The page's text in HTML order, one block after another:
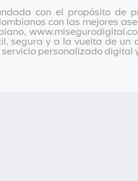
con el propósito de
con las mejores
segura y a la vuelta de
personalizado digital